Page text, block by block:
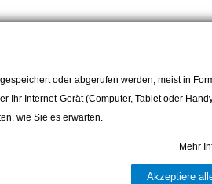
oder abgerufen werden, meist in
Ihr Internet-Gerät (Computer, Tablet oder
wie Sie es erwarten.
Mehr
Akzeptiere